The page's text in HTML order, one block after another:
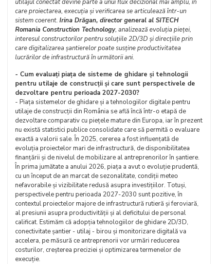
utilajul conectat devine parte a unui flux decizional mai amplu, în
care proiectarea, execuția și verificarea se articulează într-un
sistem coerent. Irina Drăgan, director general al SITECH
Romania Construction Technology, analizează evoluția pieței,
interesul constructorilor pentru soluțiile 2D/3D și direcțiile prin
care digitalizarea șantierelor poate susține productivitatea
lucrărilor de infrastructură în următorii ani.
- Cum evaluați piața de sisteme de ghidare și tehnologii
pentru utilaje de construcții și care sunt perspectivele de
dezvoltare pentru perioada 2027-2030?
- Piața sistemelor de ghidare și a tehnologiilor digitale pentru
utilaje de construcții din România se află încă într-o etapă de
dezvoltare comparativ cu piețele mature din Europa, iar în prezent
nu există statistici publice consolidate care să permită o evaluare
exactă a valorii sale. În 2025, cererea a fost influențată de
evoluția proiectelor mari de infrastructură, de disponibilitatea
finanțării și de nivelul de mobilizare al antreprenorilor în șantiere.
În prima jumătate a anului 2026, piața a avut o evoluție prudentă,
cu un început de an marcat de sezonalitate, condiții meteo
nefavorabile și vizibilitate redusă asupra investițiilor. Totuși,
perspectivele pentru perioada 2027-2030 sunt pozitive, în
contextul proiectelor majore de infrastructură rutieră și feroviară,
al presiunii asupra productivității și al deficitului de personal
calificat. Estimăm că adopția tehnologiilor de ghidare 2D/3D,
conectivitate șantier - utilaj - birou și monitorizare digitală va
accelera, pe măsură ce antreprenorii vor urmări reducerea
costurilor, creșterea preciziei și optimizarea termenelor de
execuție.